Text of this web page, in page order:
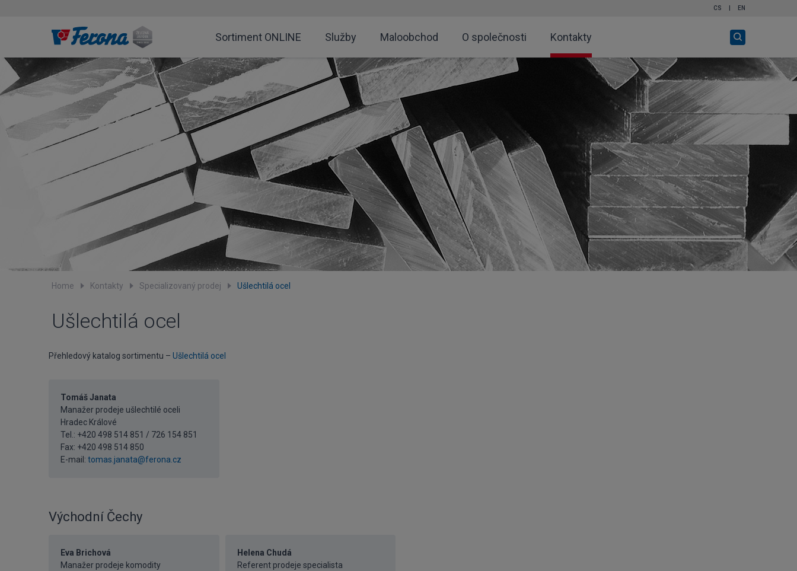
CS EN
Sortiment ONLINE Služby Maloobchod O společnosti Kontakty
vyhledávání
Home Kontakty Specializovaný prodej Ušlechtilá ocel
Ušlechtilá ocel
Přehledový katalog sortimentu – Ušlechtilá ocel
Tomáš Janata
Manažer prodeje ušlechtilé oceli
Hradec Králové
Tel.: +420 498 514 851 / 726 154 851
Fax: +420 498 514 850
E-mail: tomas.janata@ferona.cz
Východní Čechy
Eva Brichová
Manažer prodeje komodity
Helena Chudá
Referent prodeje specialista